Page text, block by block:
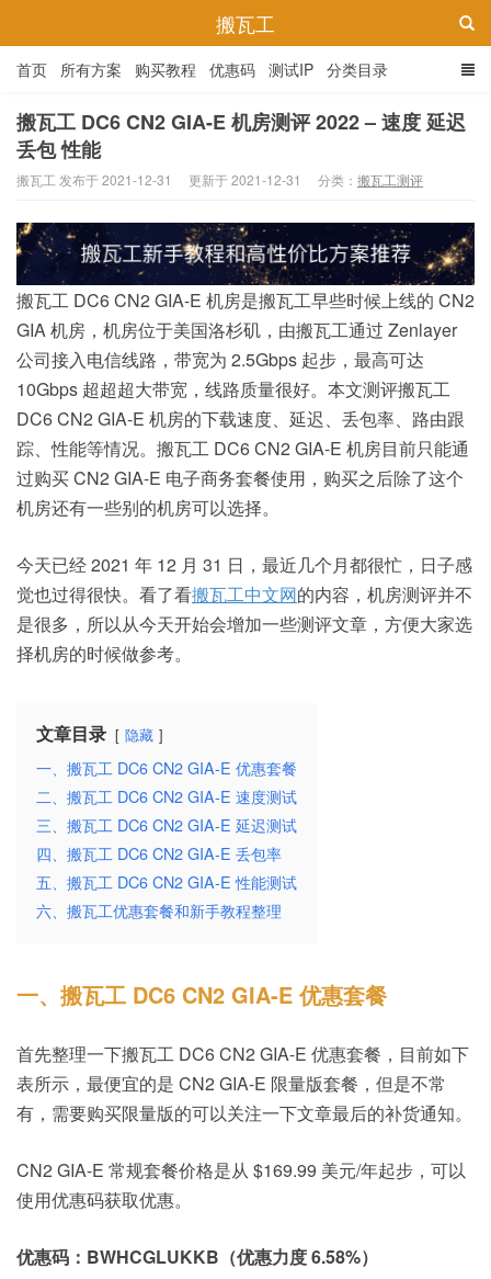
搬瓦工
首页 所有方案 购买教程 优惠码 测试IP 分类目录
搬瓦工 DC6 CN2 GIA-E 机房测评 2022 – 速度 延迟
丢包 性能
搬瓦工 发布于 2021-12-31 更新于 2021-12-31 分类： 搬瓦工测评
搬瓦工 DC6 CN2 GIA-E 机房是搬瓦工早些时候上线的 CN2
GIA 机房，机房位于美国洛杉矶，由搬瓦工通过 Zenlayer
公司接入电信线路，带宽为 2.5Gbps 起步，最高可达
10Gbps 超超超大带宽，线路质量很好。本文测评搬瓦工
DC6 CN2 GIA-E 机房的下载速度、延迟、丢包率、路由跟
踪、性能等情况。搬瓦工 DC6 CN2 GIA-E 机房目前只能通
过购买 CN2 GIA-E 电子商务套餐使用，购买之后除了这个
机房还有一些别的机房可以选择。
今天已经 2021 年 12 月 31 日，最近几个月都很忙，日子感
觉也过得很快。看了看搬瓦工中文网的内容，机房测评并不
是很多，所以从今天开始会增加一些测评文章，方便大家选
择机房的时候做参考。
文章目录 隐藏
一、搬瓦工 DC6 CN2 GIA-E 优惠套餐
二、搬瓦工 DC6 CN2 GIA-E 速度测试
三、搬瓦工 DC6 CN2 GIA-E 延迟测试
四、搬瓦工 DC6 CN2 GIA-E 丢包率
五、搬瓦工 DC6 CN2 GIA-E 性能测试
六、搬瓦工优惠套餐和新手教程整理
一、搬瓦工 DC6 CN2 GIA-E 优惠套餐
首先整理一下搬瓦工 DC6 CN2 GIA-E 优惠套餐，目前如下
表所示，最便宜的是 CN2 GIA-E 限量版套餐，但是不常
有，需要购买限量版的可以关注一下文章最后的补货通知。
CN2 GIA-E 常规套餐价格是从 $169.99 美元/年起步，可以
使用优惠码获取优惠。
优惠码：BWHCGLUKKB（优惠力度 6.58%）